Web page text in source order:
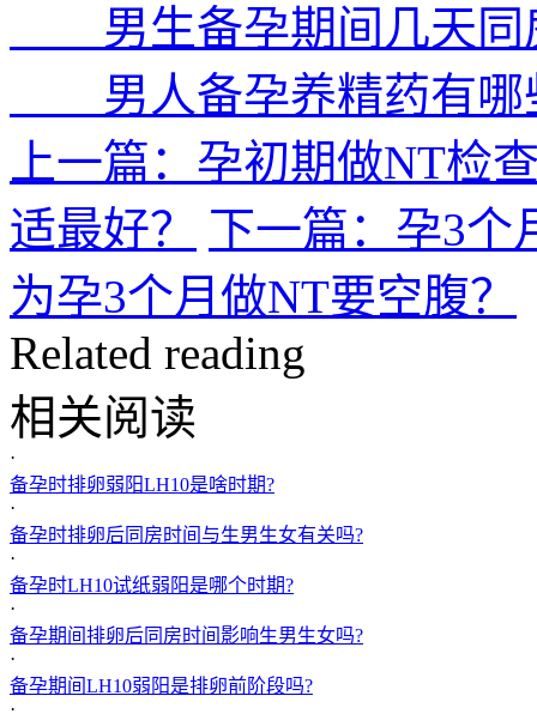
男生备孕期间几天同
男人备孕养精药有哪
上一篇：孕初期做NT检
适最好？
下一篇：孕3个
为孕3个月做NT要空腹？
Related reading
相关阅读
·
备孕时排卵弱阳LH10是啥时期?
·
备孕时排卵后同房时间与生男生女有关吗?
·
备孕时LH10试纸弱阳是哪个时期?
·
备孕期间排卵后同房时间影响生男生女吗?
·
备孕期间LH10弱阳是排卵前阶段吗?
·